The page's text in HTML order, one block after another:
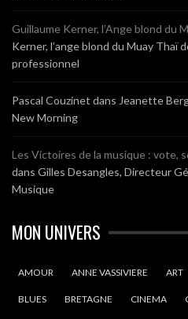
Guillaume Kerner, l’Ange blond du
Kerner, l’ange blond du Muay Thaï
professionnel
Pascal Couzinet dans Jeanette
New Morning
Les Victoires de la musique : vote,
dans Gilles Desangles, Directeur
Musique
MON UNIVERS
AMOUR ANNE VASSIVIERE ART
BLUES BRETAGNE CINEMA